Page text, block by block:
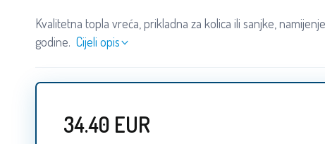
Kvalitetna topla vreća, prikladna za kolica ili sanjke,
godine. Cijeli opis
34.40 EUR